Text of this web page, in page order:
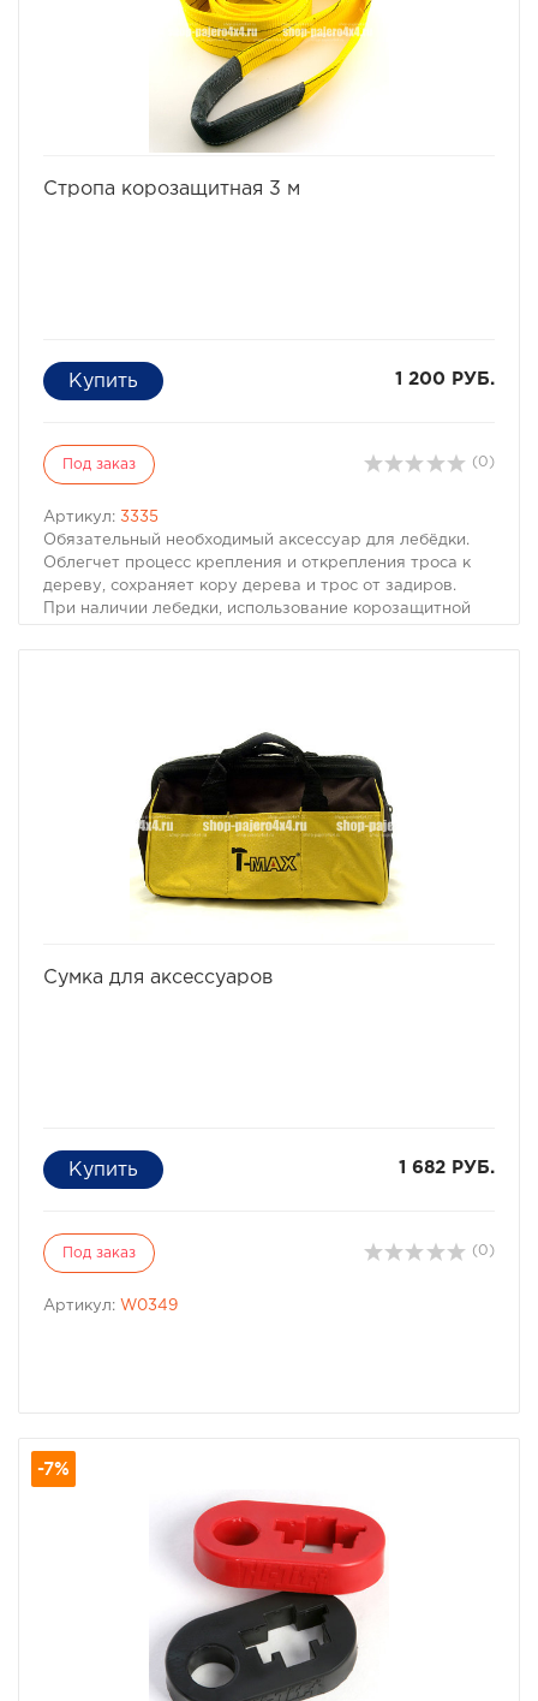
Стропа корозащитная 3 м
1 200 РУБ.
Под заказ (0)
Артикул: 3335
Обязательный необходимый аксессуар для лебёдки.
Облегчет процесс крепления и открепления троса к
дереву, сохраняет кору дерева и трос от задиров.
При наличии лебедки, использование корозащитной
Сумка для аксессуаров
1 682 РУБ.
Под заказ (0)
Артикул: W0349
-7%